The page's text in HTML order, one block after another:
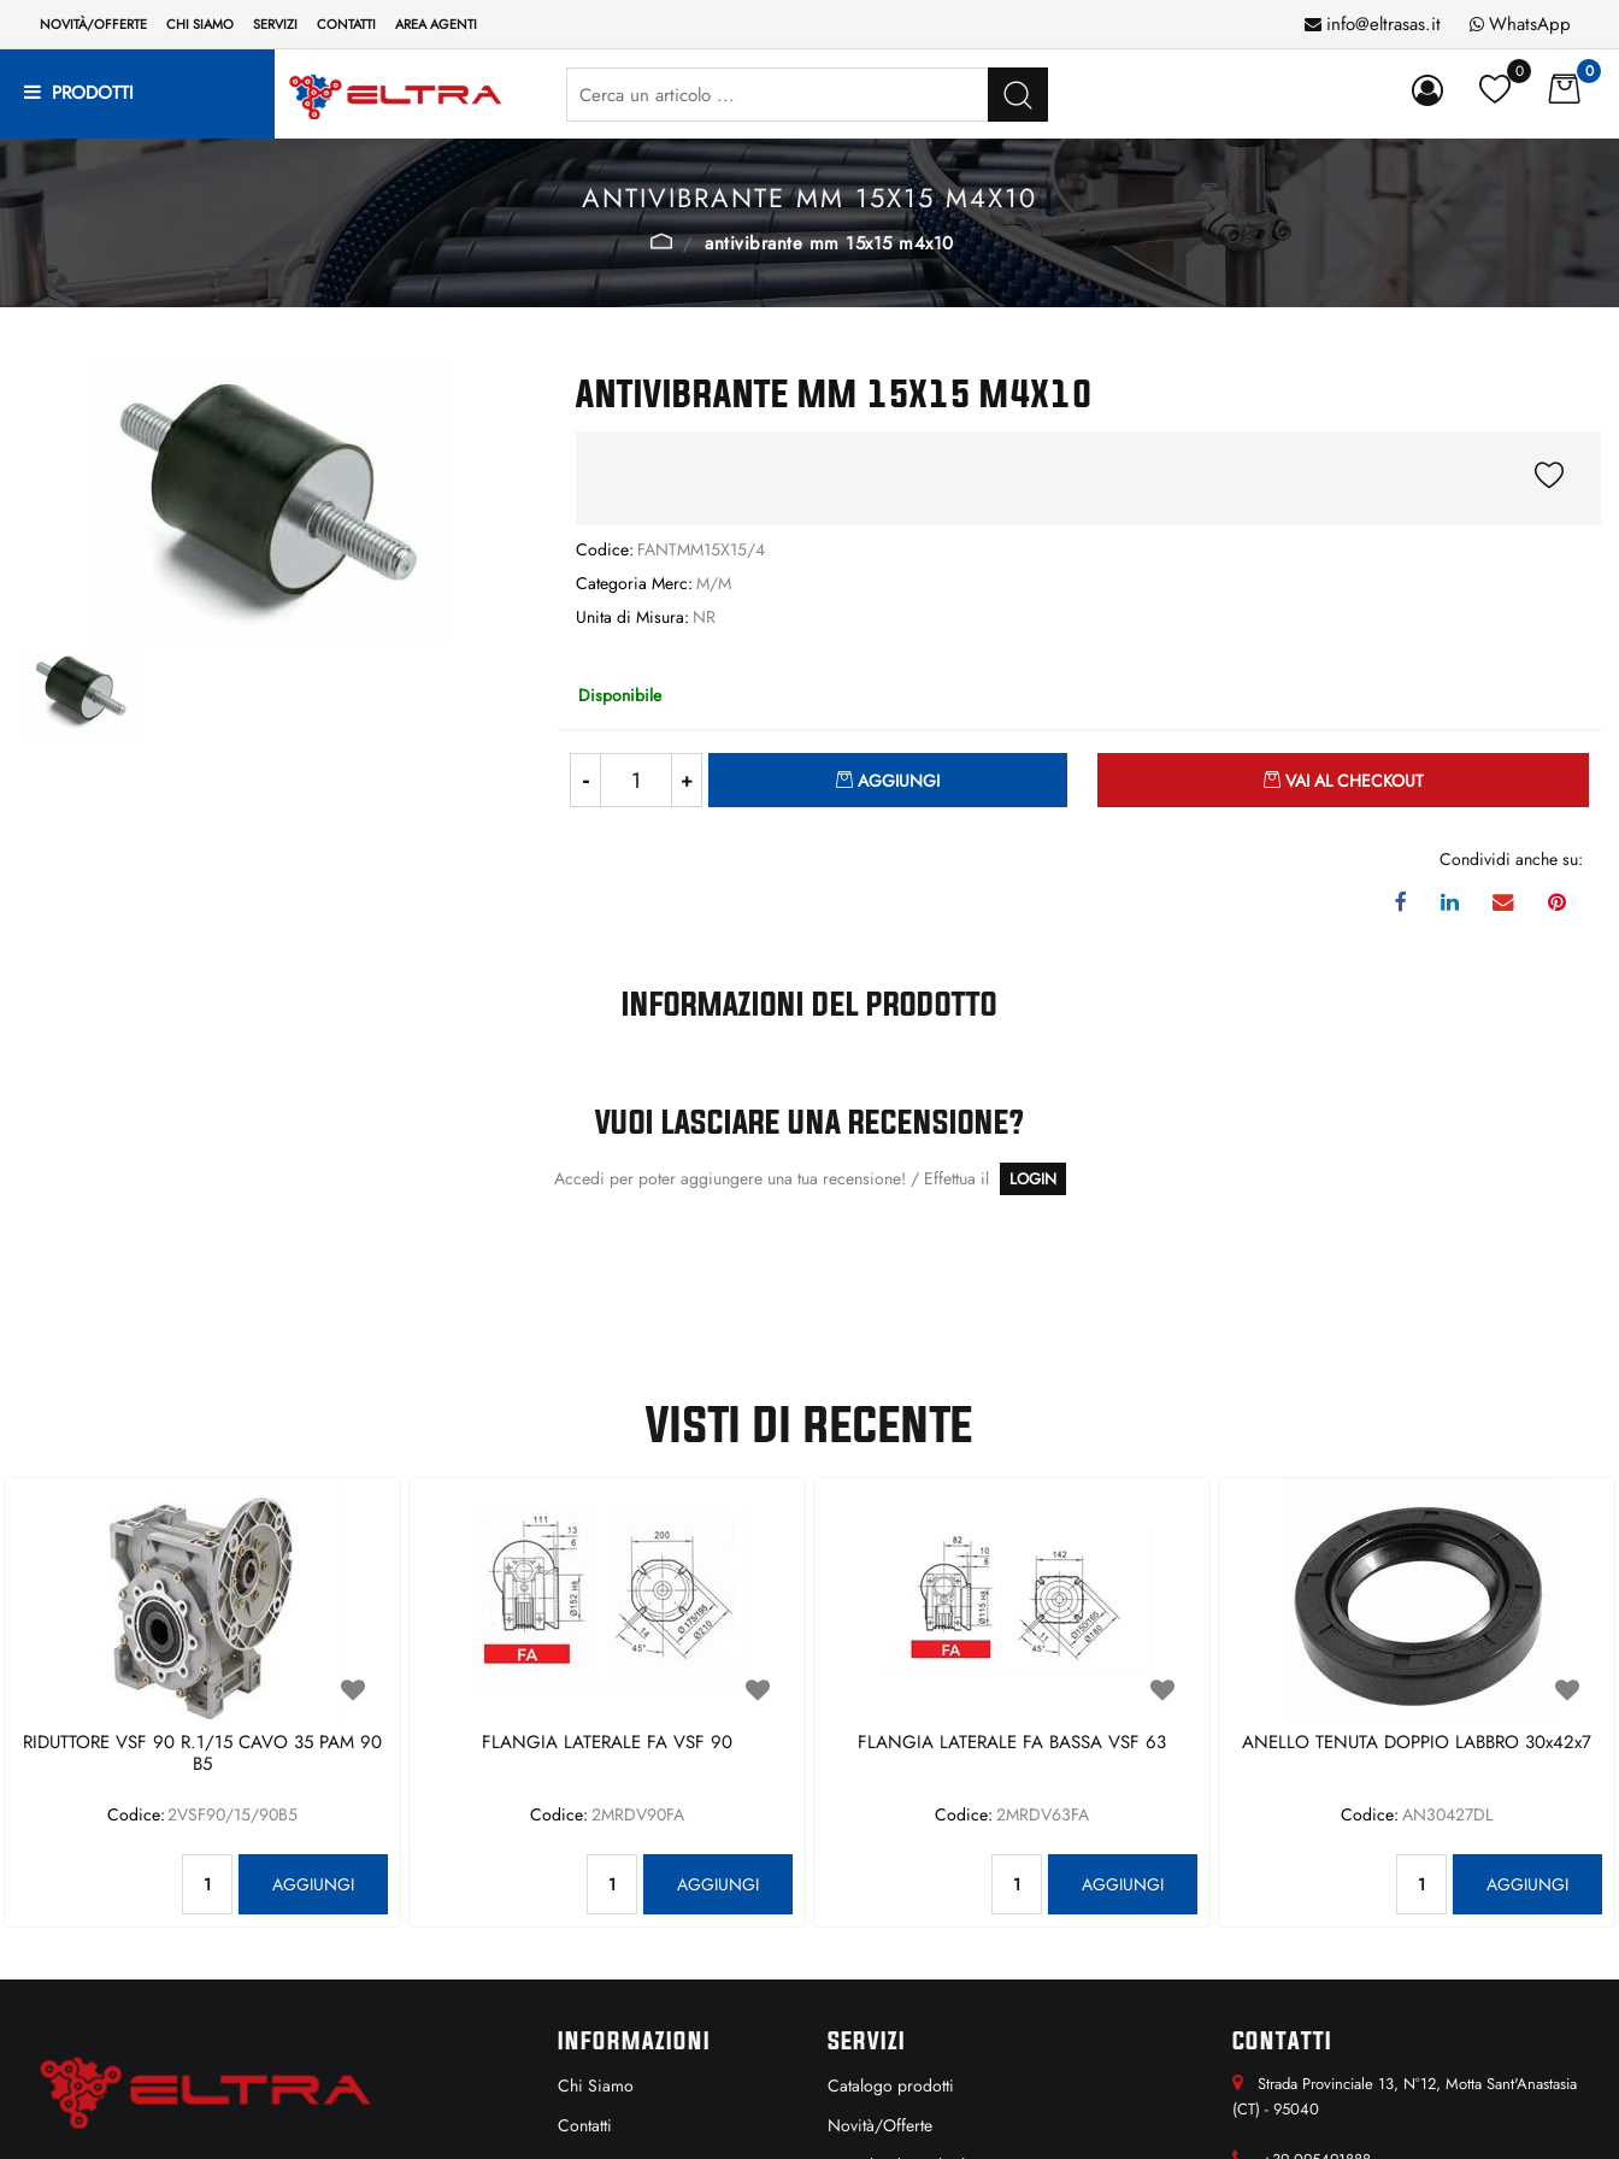
NOVITÀ/OFFERTE CHI SIAMO SERVIZI CONTATTI AREA AGENTI info@eltrasas.it WhatsApp
PRODOTTI
0 0
ANTIVIBRANTE MM 15X15 M4X10
antivibrante mm 15x15 m4x10
ANTIVIBRANTE MM 15X15 M4X10
Codice: FANTMM15X15/4
Categoria Merc: M/M
Unita di Misura: NR
Disponibile
AGGIUNGI VAI AL CHECKOUT
Condividi anche su:
INFORMAZIONI DEL PRODOTTO
VUOI LASCIARE UNA RECENSIONE?
Accedi per poter aggiungere una tua recensione! / Effettua il LOGIN
VISTI DI RECENTE
RIDUTTORE VSF 90 R.1/15 CAVO 35 PAM 90
B5
Codice:2VSF90/15/90B5
AGGIUNGI
FLANGIA LATERALE FA VSF 90
Codice: 2MRDV90FA
AGGIUNGI
FLANGIA LATERALE FA BASSA VSF 63
Codice: 2MRDV63FA
AGGIUNGI
ANELLO TENUTA DOPPIO LABBRO 30x42x7
Codice: AN30427DL
AGGIUNGI
INFORMAZIONI
Chi Siamo
Contatti
SERVIZI
Catalogo prodotti
Novità/Offerte
CONTATTI
Strada Provinciale 13, N°12, Motta Sant'Anastasia
(CT) - 95040